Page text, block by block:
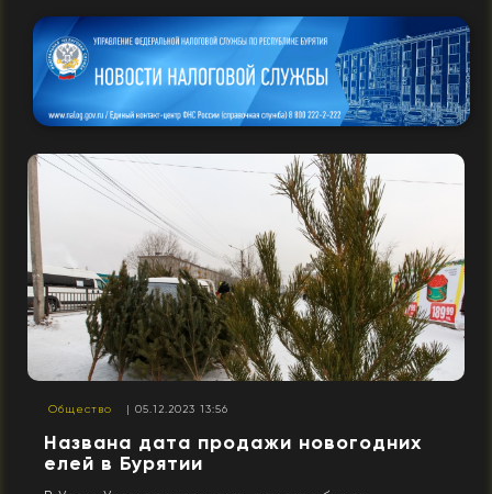
Общество | 05.12.2023 13:56
Названа дата продажи новогодних
елей в Бурятии